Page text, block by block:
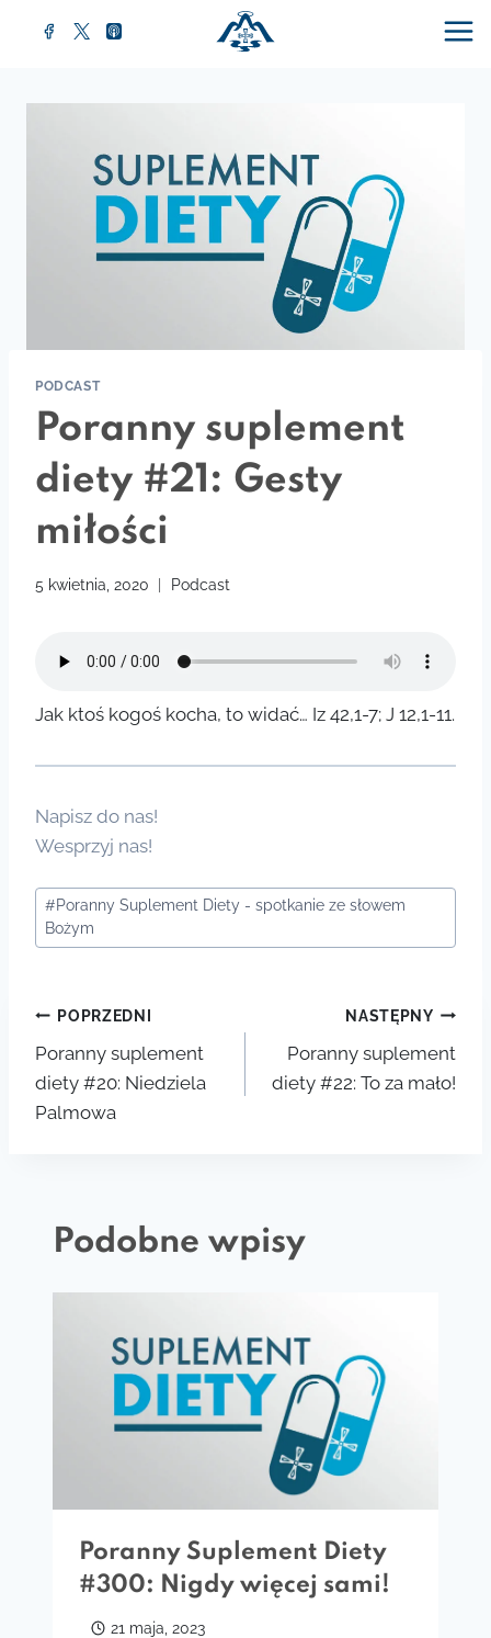
PODCAST
Poranny suplement
diety #21: Gesty
miłości
5 kwietnia, 2020 Podcast
Jak ktoś kogoś kocha, to widać… Iz 42,1-7; J 12,1-11.
Napisz do nas!
Wesprzyj nas!
Tagi
wpisu:
#Poranny Suplement Diety - spotkanie ze słowem
Bożym
Nawigacja
wpisu
POPRZEDNI
Poranny suplement
diety #20: Niedziela
Palmowa
NASTĘPNY
Poranny suplement
diety #22: To za mało!
Podobne wpisy
Poranny Suplement Diety
#300: Nigdy więcej sami!
21 maja, 2023